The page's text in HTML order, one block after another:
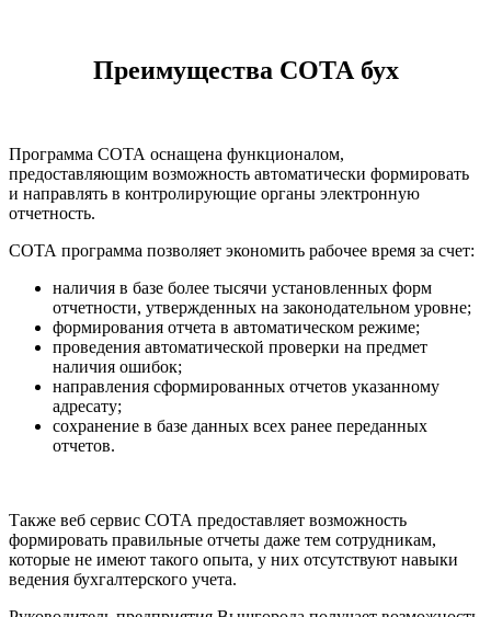
Преимущества СОТА бух
Программа СОТА оснащена функционалом,
предоставляющим возможность автоматически формировать
и направлять в контролирующие органы электронную
отчетность.
СОТА программа позволяет экономить рабочее время за счет:
наличия в базе более тысячи установленных форм
отчетности, утвержденных на законодательном уровне;
формирования отчета в автоматическом режиме;
проведения автоматической проверки на предмет
наличия ошибок;
направления сформированных отчетов указанному
адресату;
сохранение в базе данных всех ранее переданных
отчетов.
Также веб сервис СОТА предоставляет возможность
формировать правильные отчеты даже тем сотрудникам,
которые не имеют такого опыта, у них отсутствуют навыки
ведения бухгалтерского учета.